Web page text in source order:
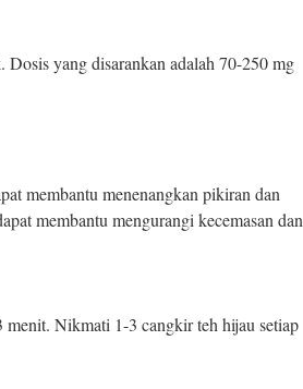
yang disarankan adalah 70-250 mg
membantu menenangkan pikiran dan
membantu mengurangi kecemasan dan
menit. Nikmati 1-3 cangkir teh hijau setiap